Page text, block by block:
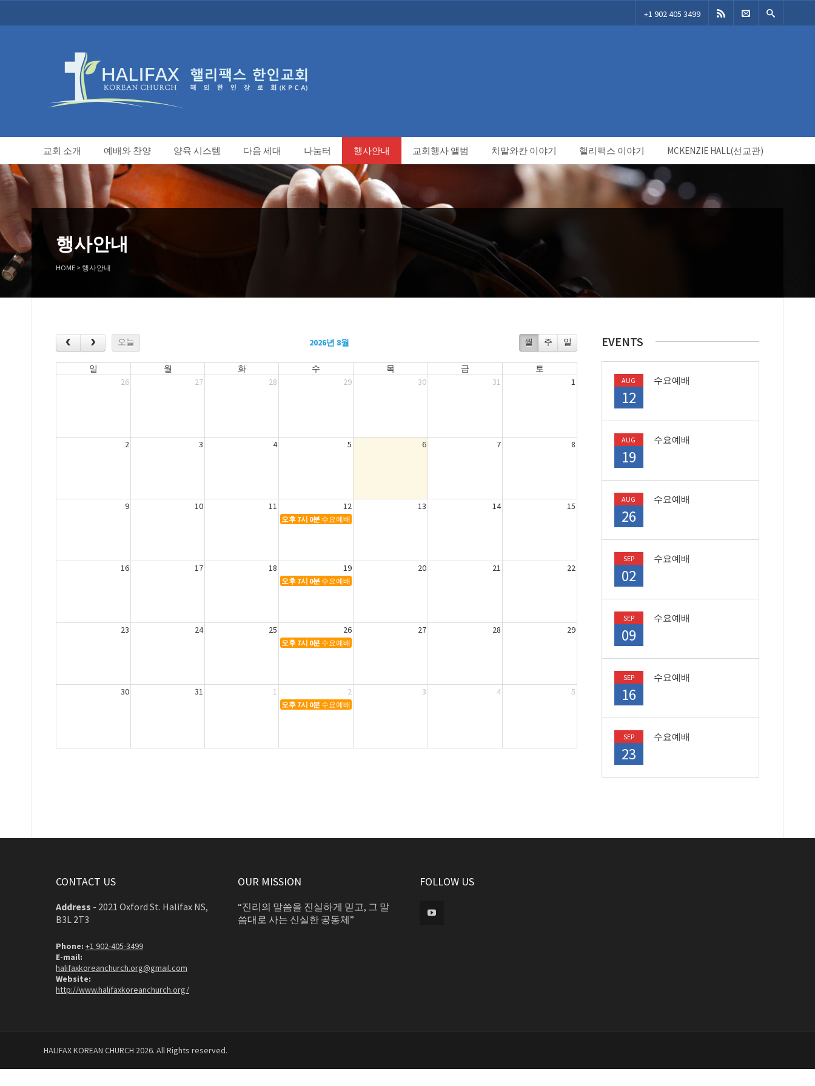
+1 902 405 3499
교회 소개 예배와 찬양 양육 시스템 다음 세대 나눔터 행사안내 교회행사 앨범 치말와칸 이야기 핼리팩스 이야기 MCKENZIE HALL(선교관)
행사안내
HOME > 행사안내
오늘 월 주 일
2026년 8월
일 월 화 수 목 금
토
26
27 28 29 30 31 1
2 3 4 5 6 7 8
9 10 11 12 13 14 15
오후 7시 0분 수요예배
16 17 18 19 20 21 22
오후 7시 0분 수요예배
23 24 25 26 27 28 29
오후 7시 0분 수요예배
30 31 1 2 3 4 5
오후 7시 0분 수요예배
EVENTS
AUG
12
수요예배
AUG
19
수요예배
AUG
26
수요예배
SEP
02
수요예배
SEP
09
수요예배
SEP
16
수요예배
SEP
23
수요예배
CONTACT US
Address - 2021 Oxford St. Halifax NS,
B3L 2T3
Phone: +1 902-405-3499
E-mail:
halifaxkoreanchurch.org@gmail.com
Website:
http://www.halifaxkoreanchurch.org/
OUR MISSION
“진리의 말씀을 진실하게 믿고, 그 말
씀대로 사는 신실한 공동체”
FOLLOW US
HALIFAX KOREAN CHURCH 2026. All Rights reserved.